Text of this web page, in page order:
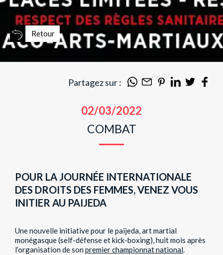
Retour
Partagez sur :
02/03/2022
COMBAT
POUR LA JOURNÉE INTERNATIONALE
DES DROITS DES FEMMES, VENEZ VOUS
INITIER AU PAIJEDA
Une nouvelle initiative pour le paijeda, art martial
monégasque (self-défense et kick-boxing), huit mois après
l’organisation de son premier championnat national.